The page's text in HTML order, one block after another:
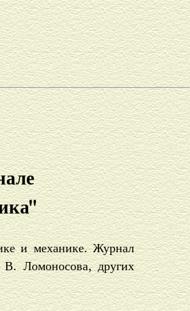
и механике. Журнал
В. Ломоносова, других